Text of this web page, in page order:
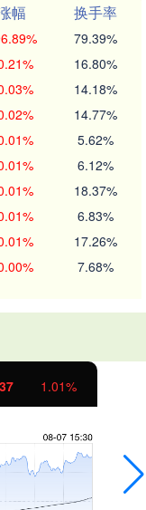
幅
换手率
79.39%
16.80%
14.18%
14.77%
5.62%
6.12%
18.37%
6.83%
17.26%
7.68%
1.01%